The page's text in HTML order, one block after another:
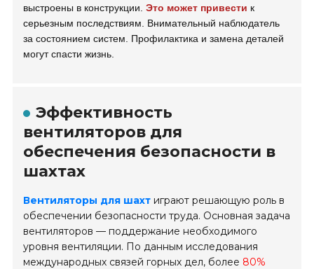
выстроены в конструкции.Это может привести к
серьезным последствиям. Внимательный наблюдатель
за состоянием систем. Профилактика и замена деталей
могут спасти жизнь.
Эффективность
вентиляторов для
обеспечения безопасности в
шахтах
Вентиляторы для шахт играют решающую роль в
обеспечении безопасности труда. Основная задача
вентиляторов — поддержание необходимого
уровня вентиляции. По данным исследования
международных связей горных дел, более 80%